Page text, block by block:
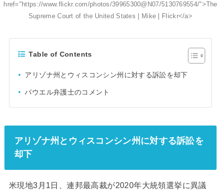
href="https://www.flickr.com/photos/39965300@N07/5130769554/">The
Supreme Court of the United States | Mike | Flickr</a>
Table of Contents
アリゾナ州とウィスコンシン州に対する訴訟を却下
パウエル弁護士のコメント
アリゾナ州とウィスコンシン州に対する訴訟を
却下
米現地3月1日、連邦最高裁が2020年大統領選挙に異議